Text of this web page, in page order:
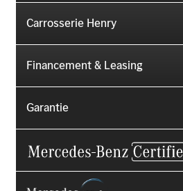
Carrosserie Henry
Financement & Leasing
Garantie